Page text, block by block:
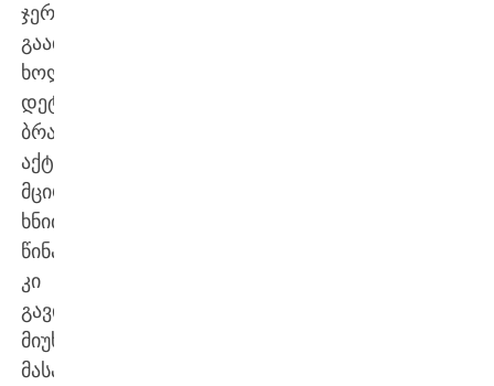
ჯერ
გაათანაბრეს,
ხოლო
დეტრეკ
ბრაუნინგის
აქტიურობით
მცირე
ხნით
წინაც
კი
გავიდნენ.
მიუხედავად
მასპინძელთა